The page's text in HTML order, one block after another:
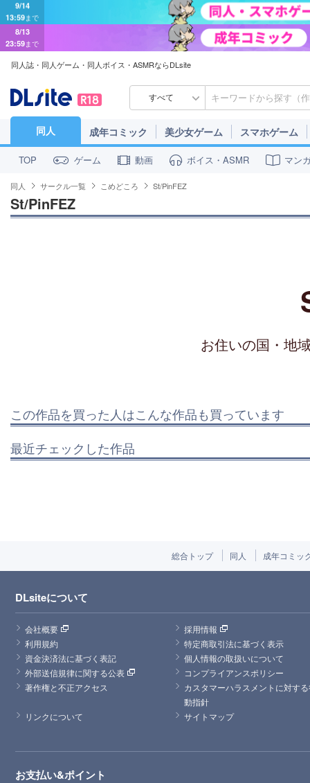
8/13
23:59まで
同人誌・同人ゲーム・同人ボイス・ASMRならDLsite
すべて
同人 成年コミック 美少女ゲーム スマホゲーム
TOP ゲーム 動画 ボイス・ASMR マン
同人 サークル一覧 こめどころ St/PinFEZ
St/PinFEZ
お住いの国・地
この作品を買った人はこんな作品も買っています
最近チェックした作品
総合トップ 同人 成年コミッ
DLsiteについて
会社概要
採用情報
利用規約
特定商取引法に基づく表示
資金決済法に基づく表記
個人情報の取扱いについて
外部送信規律に関する公表
コンプライアンスポリシー
著作権と不正アクセス
カスタマーハラスメントに対す
動指針
リンクについて
サイトマップ
お支払い&ポイント